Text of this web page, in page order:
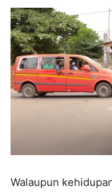
Walaupun